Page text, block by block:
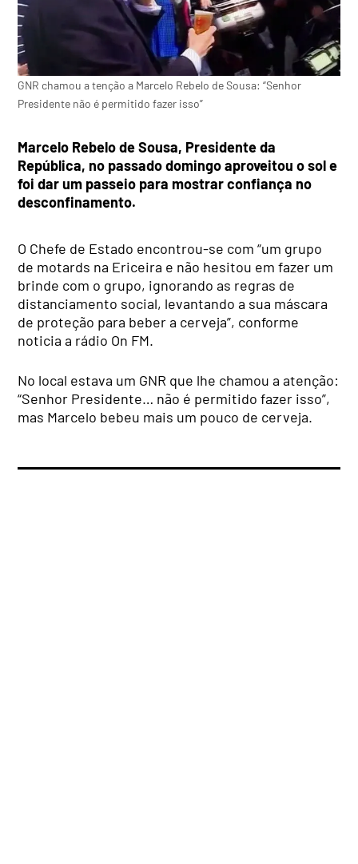
GNR chamou a tenção a Marcelo Rebelo de Sousa: “Senhor
Presidente não é permitido fazer isso”
Marcelo Rebelo de Sousa, Presidente da
República, no passado domingo aproveitou o sol e
foi dar um passeio para mostrar confiança no
desconfinamento.
O Chefe de Estado encontrou-se com “um grupo
de motards na Ericeira e não hesitou em fazer um
brinde com o grupo, ignorando as regras de
distanciamento social, levantando a sua máscara
de proteção para beber a cerveja”, conforme
noticia a rádio On FM.
No local estava um GNR que lhe chamou a atenção:
“Senhor Presidente… não é permitido fazer isso”,
mas Marcelo bebeu mais um pouco de cerveja.